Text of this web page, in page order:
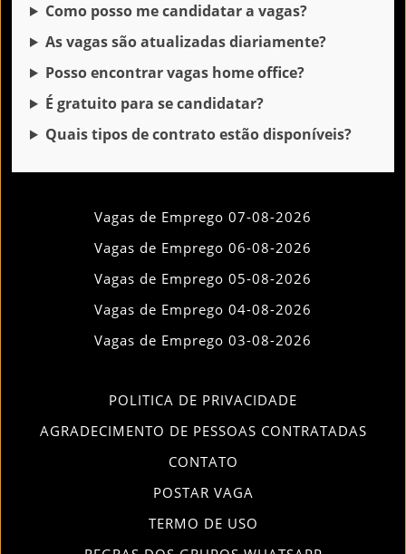
Como posso me candidatar a vagas?
As vagas são atualizadas diariamente?
Posso encontrar vagas home office?
É gratuito para se candidatar?
Quais tipos de contrato estão disponíveis?
Vagas de Emprego 07-08-2026
Vagas de Emprego 06-08-2026
Vagas de Emprego 05-08-2026
Vagas de Emprego 04-08-2026
Vagas de Emprego 03-08-2026
POLITICA DE PRIVACIDADE
AGRADECIMENTO DE PESSOAS CONTRATADAS
CONTATO
POSTAR VAGA
TERMO DE USO